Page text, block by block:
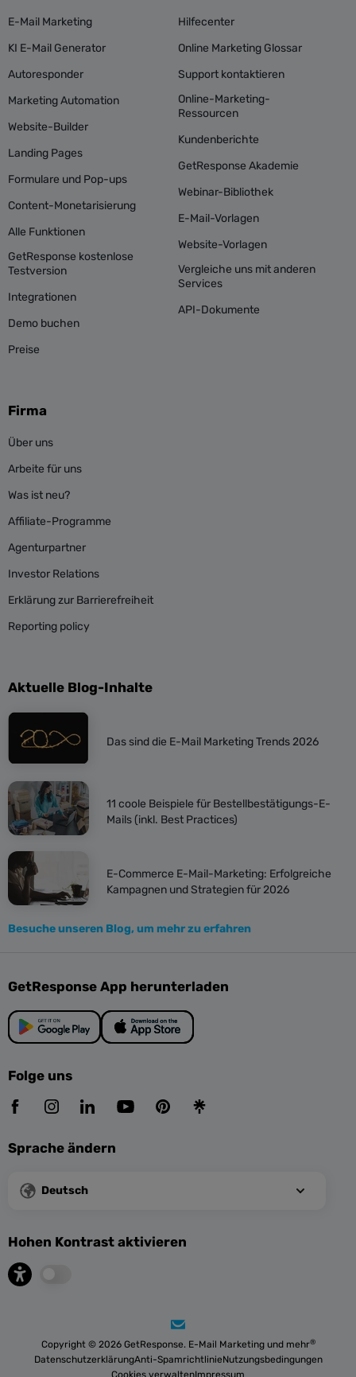
E-Mail Marketing
KI E-Mail Generator
Autoresponder
Marketing Automation
Website-Builder
Landing Pages
Formulare und Pop-ups
Content-Monetarisierung
Alle Funktionen
GetResponse kostenlose
Testversion
Integrationen
Demo buchen
Preise
Hilfecenter
Online Marketing Glossar
Support kontaktieren
Online-Marketing-
Ressourcen
Kundenberichte
GetResponse Akademie
Webinar-Bibliothek
E-Mail-Vorlagen
Website-Vorlagen
Vergleiche uns mit anderen
Services
API-Dokumente
Firma
Über uns
Arbeite für uns
Was ist neu?
Affiliate-Programme
Agenturpartner
Investor Relations
Erklärung zur Barrierefreiheit
Reporting policy
Aktuelle Blog-Inhalte
Das sind die E-Mail Marketing Trends 2026
11 coole Beispiele für Bestellbestätigungs-E-
Mails (inkl. Best Practices)
E-Commerce E-Mail-Marketing: Erfolgreiche
Kampagnen und Strategien für 2026
Besuche unseren Blog, um mehr zu erfahren
GetResponse App herunterladen
Folge uns
Sprache ändern
Deutsch
Hohen Kontrast aktivieren
Copyright © 2026 GetResponse. E-Mail Marketing und mehr®
DatenschutzerklärungAnti-SpamrichtlinieNutzungsbedingungen
Cookies verwaltenImpressum